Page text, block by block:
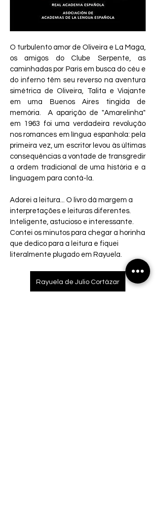
O turbulento amor de Oliveira e La Maga,
os amigos do Clube Serpente, as
caminhadas por Paris em busca do céu e
do inferno têm seu reverso na aventura
simétrica de Oliveira, Talita e Viajante
em uma Buenos Aires tingida de
memória.  A aparição de "Amarelinha"
em 1963 foi uma verdadeira revolução
nos romances em língua espanhola: pela
primeira vez, um escritor levou às últimas
consequências a vontade de transgredir
a ordem tradicional de uma história e a
linguagem para contá-la.
Adorei a leitura... O livro dá margem a
interpretações e leituras diferentes.
Inteligente, astucioso e interessante.
Contei os minutos para chegar a horinha
que dedico para a leitura e fiquei
literalmente plugado em Rayuela.
Rayuela de Julio Cortázar